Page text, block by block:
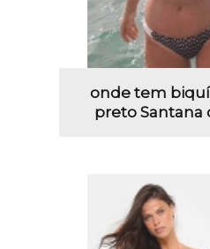
onde tem
preto Santana